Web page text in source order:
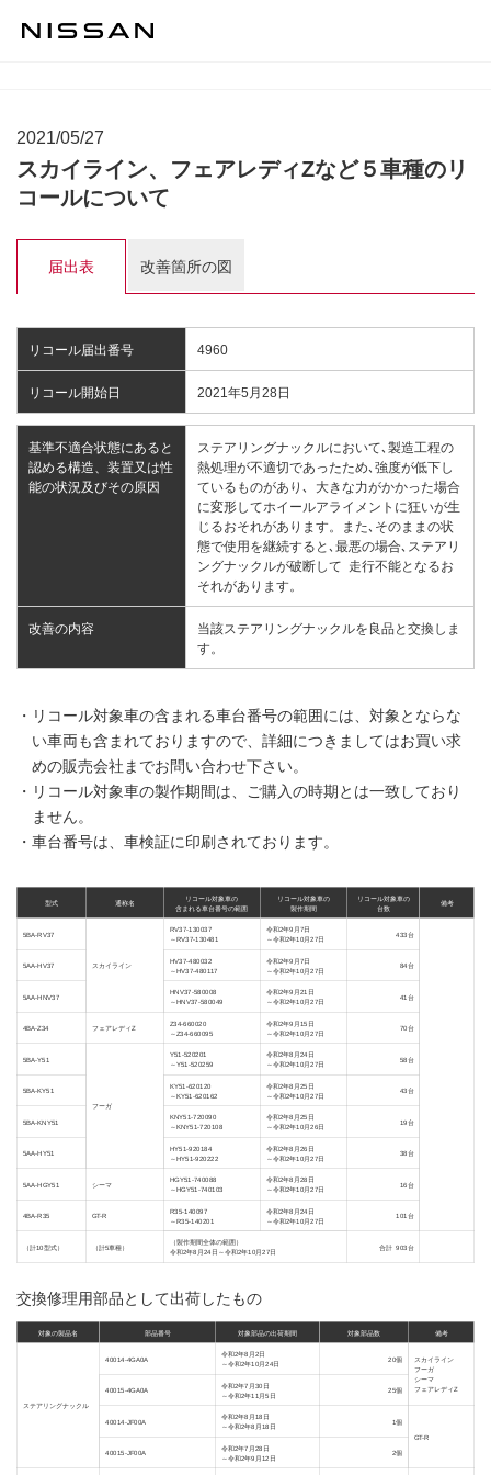
2021/05/27
スカイライン、フェアレディZなど５車種のリ
コールについて
届出表 改善箇所の図
リコール届出番号 4960
リコール開始日 2021年5月28日
基準不適合状態にあると
認める構造、装置又は性
能の状況及びその原因
ステアリングナックルにおいて､製造工程の
熱処理が不適切であったため､強度が低下し
ているものがあり､ 大きな力がかかった場合
に変形してホイールアライメントに狂いが生
じるおそれがあります。また､そのままの状
態で使用を継続すると､最悪の場合､ステアリ
ングナックルが破断して 走行不能となるお
それがあります。
改善の内容
当該ステアリングナックルを良品と交換しま
す。
・リコール対象車の含まれる車台番号の範囲には、対象とならな
い車両も含まれておりますので、詳細につきましてはお買い求
めの販売会社までお問い合わせ下さい。
・リコール対象車の製作期間は、ご購入の時期とは一致しており
ません。
・車台番号は、車検証に印刷されております。
型式 通称名
リコール対象車の
含まれる車台番号の範囲
リコール対象車の
製作期間
リコール対象車の
台数
備考
5BA-RV37
スカイライン
RV37-130037
～RV37-130481
令和2年9月7日
～令和2年10月27日
433台
5AA-HV37
HV37-480032
～HV37-480117
令和2年9月7日
～令和2年10月27日
84台
5AA-HNV37
HNV37-580008
～HNV37-580049
令和2年9月21日
～令和2年10月27日
41台
4BA-Z34 フェアレディZ
Z34-660020
～Z34-660095
令和2年9月15日
～令和2年10月27日
70台
5BA-Y51
フーガ
Y51-520201
～Y51-520259
令和2年8月24日
～令和2年10月27日
58台
5BA-KY51
KY51-620120
～KY51-620162
令和2年8月25日
～令和2年10月27日
43台
5BA-KNY51
KNY51-720090
～KNY51-720108
令和2年8月25日
～令和2年10月26日
19台
5AA-HY51
HY51-920184
～HY51-920222
令和2年8月26日
～令和2年10月27日
38台
5AA-HGY51 シーマ
HGY51-740088
～HGY51-740103
令和2年8月28日
～令和2年10月27日
16台
4BA-R35 GT-R
R35-140097
～R35-140201
令和2年8月24日
～令和2年10月27日
101台
（計10型式） （計5車種）
（製作期間全体の範囲）
令和2年8月24日～令和2年10月27日
合計 903台
交換修理用部品として出荷したもの
対象の製品名 部品番号 対象部品の出荷期間 対象部品数 備考
ステアリングナックル
40014-4GA0A
令和2年8月2日
～令和2年10月24日
20個
スカイライン
フーガ
シーマ
フェアレディZ
40015-4GA0A
令和2年7月30日
～令和2年11月5日
25個
40014-JF00A
令和2年8月18日
～令和2年8月18日
1個
GT-R
40015-JF00A
令和2年7月28日
～令和2年9月12日
2個